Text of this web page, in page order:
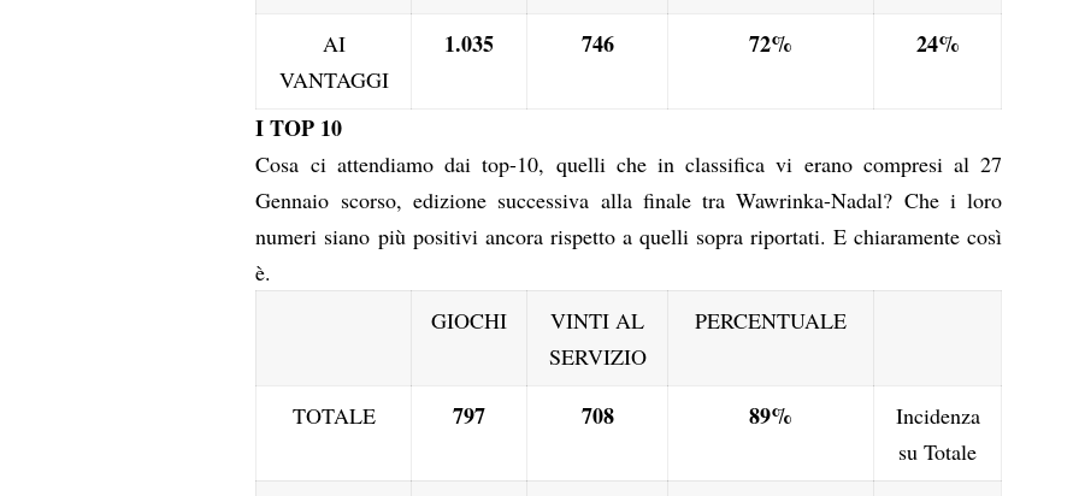
AI
VANTAGGI
1.035 746 72% 24%
I TOP 10
Cosa ci attendiamo dai top-10, quelli che in classifica vi erano compresi al 27
Gennaio scorso, edizione successiva alla finale tra Wawrinka-Nadal? Che i loro
numeri siano più positivi ancora rispetto a quelli sopra riportati. E chiaramente così
è.
GIOCHI
VINTI AL
SERVIZIO
PERCENTUALE
TOTALE 797 708 89%
Incidenza
su Totale